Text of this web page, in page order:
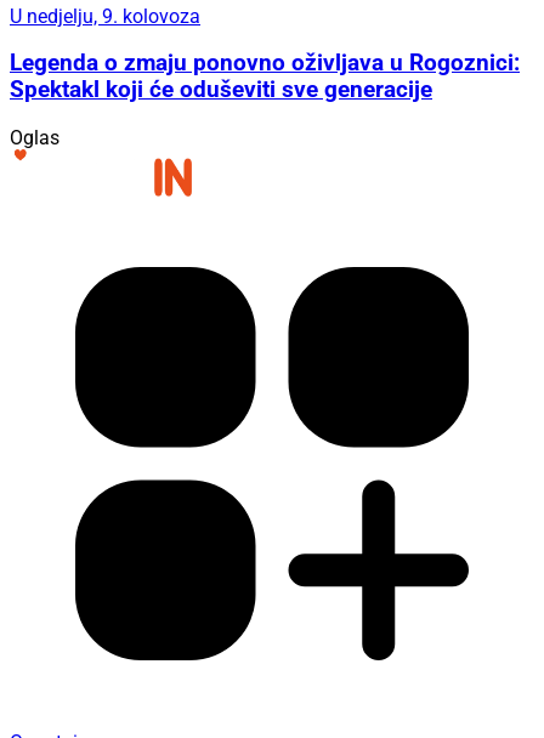
U nedjelju, 9. kolovoza
Legenda o zmaju ponovno oživljava u Rogoznici:
Spektakl koji će oduševiti sve generacije
Oglas